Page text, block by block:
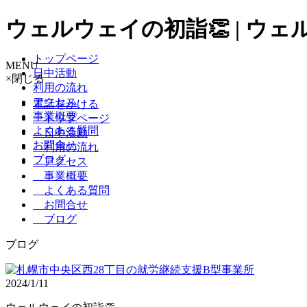
ウェルウェイの初詣👏 | ウェ
トップページ
日中活動
利用の流れ
アクセス
事業概要
よくある質問
お問合せ
ブログ
MENU
×閉じる
電話をかける
トップページ
日中活動
利用の流れ
アクセス
事業概要
よくある質問
お問合せ
ブログ
ブログ
2024/1/11